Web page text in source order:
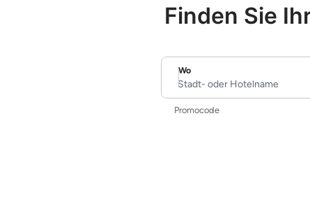
Finden Sie
Wo
Stadt- oder Hotelname
Promocode